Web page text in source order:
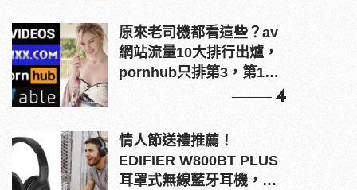
原來老司機都看這些？av
網站流量10大排行出爐，
pornhub只排第3，第1名
4
情人節送禮推薦！
EDIFIER W800BT PLUS
耳罩式無線藍牙耳機，在